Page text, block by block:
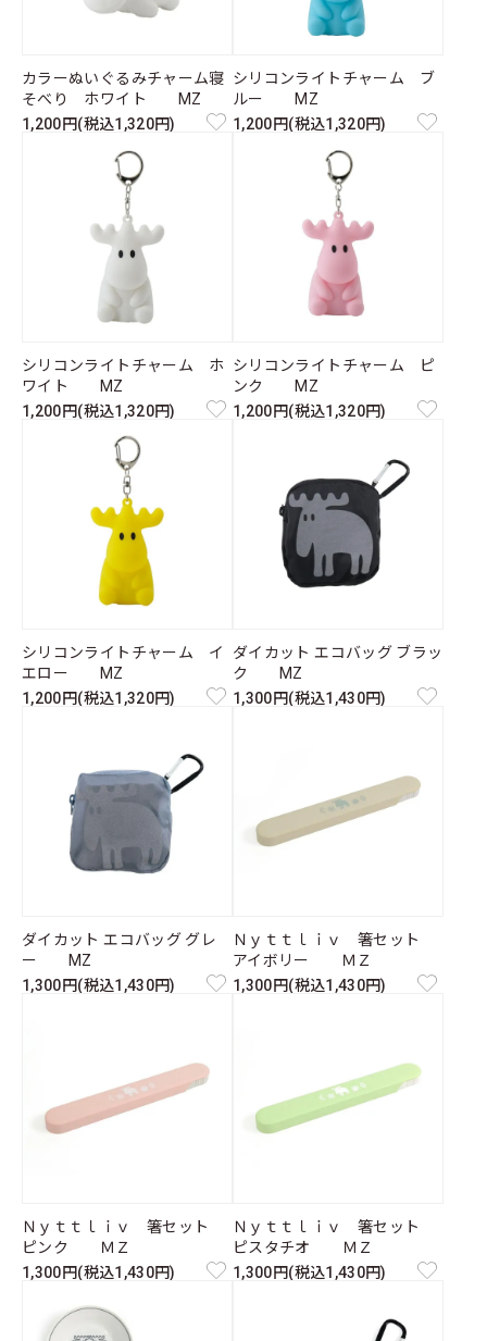
カラーぬいぐるみチャーム寝
そべり ホワイト MZ
1,200円(税込1,320円)
シリコンライトチャーム ブ
ルー MZ
1,200円(税込1,320円)
シリコンライトチャーム ホ
ワイト MZ
1,200円(税込1,320円)
シリコンライトチャーム ピ
ンク MZ
1,200円(税込1,320円)
シリコンライトチャーム イ
エロー MZ
1,200円(税込1,320円)
ダイカット エコバッグ ブラッ
ク MZ
1,300円(税込1,430円)
ダイカット エコバッグ グレ
ー MZ
1,300円(税込1,430円)
Ｎｙｔｔｌｉｖ 箸セット
アイボリー ＭＺ
1,300円(税込1,430円)
Ｎｙｔｔｌｉｖ 箸セット
ピンク ＭＺ
1,300円(税込1,430円)
Ｎｙｔｔｌｉｖ 箸セット
ピスタチオ ＭＺ
1,300円(税込1,430円)